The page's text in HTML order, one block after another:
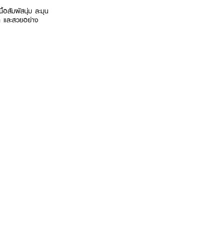
นื้อสัมผัสนุ่ม ละมุน
และสวยอย่าง